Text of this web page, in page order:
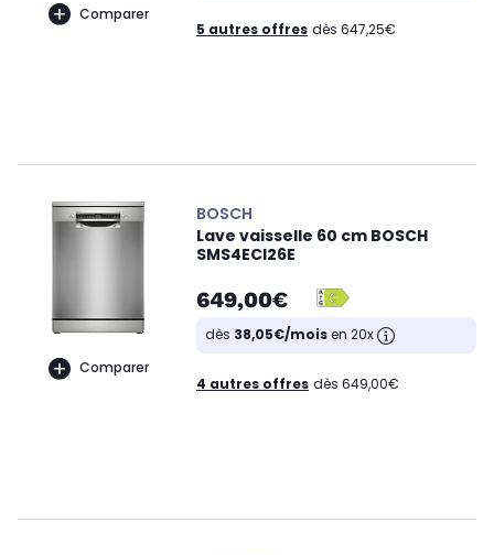
Comparer
5 autres offres dès 647,25€
Comparer
BOSCH
Lave vaisselle 60 cm BOSCH
SMS4ECI26E
649,00€
dès 38,05€/moisen 20x
4 autres offres dès 649,00€